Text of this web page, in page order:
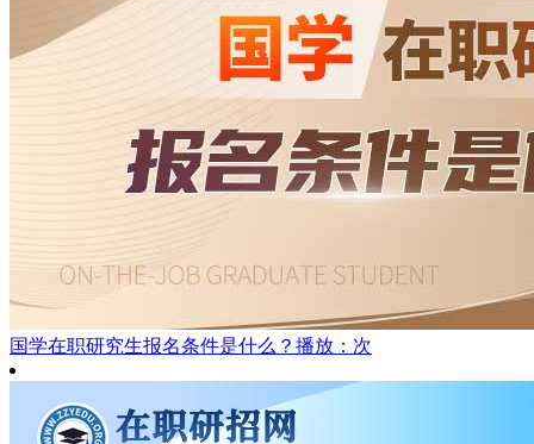
国学在职研究生报名条件是什么？ 播放：次